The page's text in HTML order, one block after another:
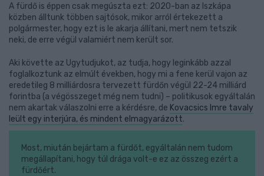
A fürdő is éppen csak megúszta ezt: 2020-ban az Iszkápa
közben álltunk többen sajtósok, mikor arról értekezett a
polgármester, hogy ezt is le akarja állítani, mert nem tetszik
neki, de erre végül valamiért nem került sor.
Aki követte az Ugytudjukot, az tudja, hogy leginkább azzal
foglalkoztunk az elmúlt években, hogy mi a fene kerül vajon az
eredetileg 8 milliárdosra tervezett fürdőn végül 22-24 milliárd
forintba (a végösszeget még nem tudni) – politikusok egyáltalán
nem akartak válaszolni erre a kérdésre, de Kovacsics Imre tavaly
leült egy interjúra, és mindent elmagyarázott.
Most, miután bejártam a fürdőt, egyáltalán nem tudom
megállapítani, hogy túl drága volt-e ez az összeg ezért a
fürdőért.